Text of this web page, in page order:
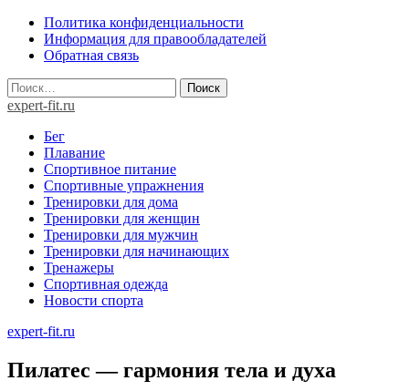
Skip
content
Политика конфиденциальности
Информация для правообладателей
Обратная связь
Найти:
expert-fit.ru
Бег
Плавание
Спортивное питание
Спортивные упражнения
Тренировки для дома
Тренировки для женщин
Тренировки для мужчин
Тренировки для начинающих
Тренажеры
Спортивная одежда
Новости спорта
expert-fit.ru
Пилатес — гармония тела и духа